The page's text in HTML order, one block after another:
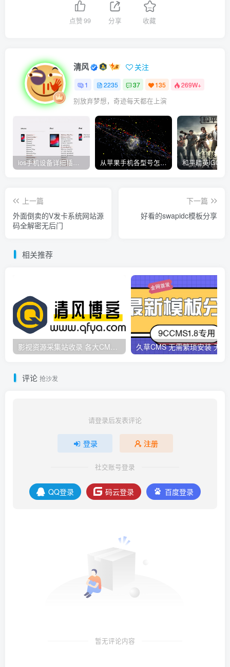
点赞99 分享 收藏
清风 关注
1 2235 37 135 269W+
别放弃梦想，奇迹每天都在上演
ios手机设备详细插件平刷教程 从苹果手机各型号怎么越狱到怎么开科技完整教程
上一篇
外面倒卖的V发卡系统网站源
码全解密无后门
下一篇
好看的swapidc模板分享
相关推荐
影视资源采集站收录 各大CMS采集资源站网址合集
评论 抢沙发
请登录后发表评论
登录 注册
社交账号登录
QQ登录 码云登录 百度登录
暂无评论内容